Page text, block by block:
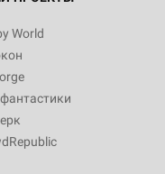
World